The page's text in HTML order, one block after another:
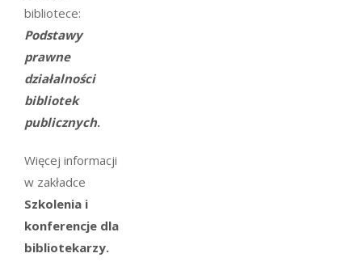
bibliotece:
Podstawy
prawne
działalności
bibliotek
publicznych.
Więcej informacji
w zakładce
Szkolenia i
konferencje dla
bibliotekarzy.